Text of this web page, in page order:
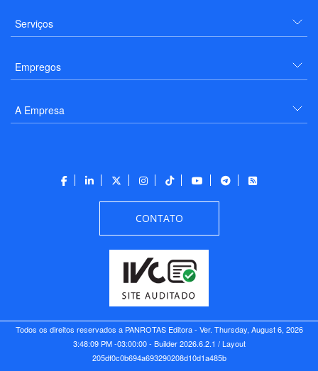
Serviços
Empregos
A Empresa
CONTATO
Todos os direitos reservados a PANROTAS Editora - Ver. Thursday, August 6, 2026
3:48:09 PM -03:00:00 - Builder 2026.6.2.1 / Layout
205df0c0b694a693290208d10d1a485b